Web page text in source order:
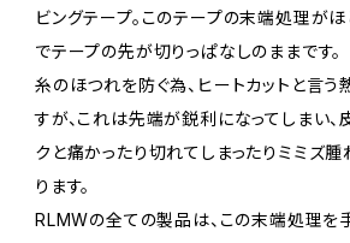
ビングテープ。このテープの末端処理が
でテープの先が切りっぱなしのままです。
糸のほつれを防ぐ為、ヒートカットと言
すが、これは先端が鋭利になってしまい
クと痛かったり切れてしまったりミミズ
ります。
RLMWの全ての製品は、この末端処理を